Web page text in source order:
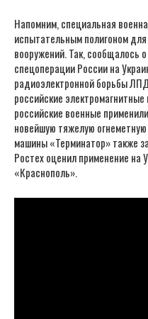
Напомним, специальная
испытательным полигоном
вооружений. Так, сообщалось
спецоперации России на
радиоэлектронной борьбы
российские
российские военные
новейшую тяжелую
машины «Терминатор» также
Ростех оценил применение
«Краснополь».